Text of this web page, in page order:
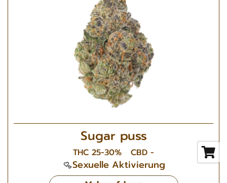
Sugar puss